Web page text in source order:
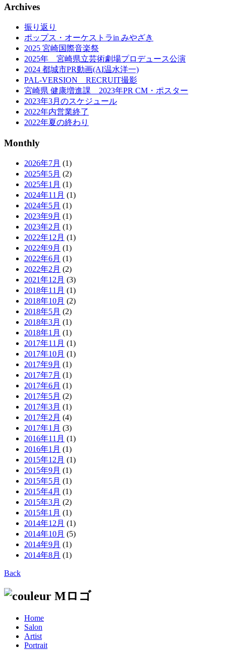
Archives
振り返り
ポップス・オーケストラin みやざき
2025 宮崎国際音楽祭
2025年 宮崎県立芸術劇場プロデュース公演
2024 都城市PR動画(AI温水洋一)
PAL-VERSION RECRUIT撮影
宮崎県 健康増進課 2023年PR CM・ポスター
2023年3月のスケジュール
2022年内営業終了
2022年夏の終わり
Monthly
2026年7月 (1)
2025年5月 (2)
2025年1月 (1)
2024年11月 (1)
2024年5月 (1)
2023年9月 (1)
2023年2月 (1)
2022年12月 (1)
2022年9月 (1)
2022年6月 (1)
2022年2月 (2)
2021年12月 (3)
2018年11月 (1)
2018年10月 (2)
2018年5月 (2)
2018年3月 (1)
2018年1月 (1)
2017年11月 (1)
2017年10月 (1)
2017年9月 (1)
2017年7月 (1)
2017年6月 (1)
2017年5月 (2)
2017年3月 (1)
2017年2月 (4)
2017年1月 (3)
2016年11月 (1)
2016年1月 (1)
2015年12月 (1)
2015年9月 (1)
2015年5月 (1)
2015年4月 (1)
2015年3月 (2)
2015年1月 (1)
2014年12月 (1)
2014年10月 (5)
2014年9月 (1)
2014年8月 (1)
Back
Home
Salon
Artist
Portrait